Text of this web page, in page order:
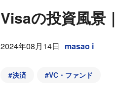
Visaの投資風景
2024年08月14日 masao i
#決済 #VC・ファンド